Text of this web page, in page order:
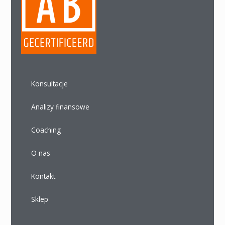
Konsultacje
Analizy finansowe
Coaching
O nas
Kontakt
Sklep